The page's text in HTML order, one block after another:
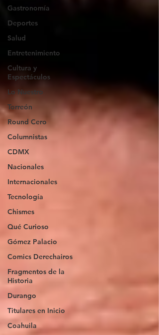
Gastronomía
Deportes
Salud
Entretenimiento
Cultura y
Espectáculos
Lo Nuestro
Torreón
Round Cero
Columnistas
CDMX
Nacionales
Internacionales
Tecnología
Chismes
Qué Curioso
Gómez Palacio
Comics Derechairos
Fragmentos de la
Historia
Durango
Titulares en Inicio
Coahuila